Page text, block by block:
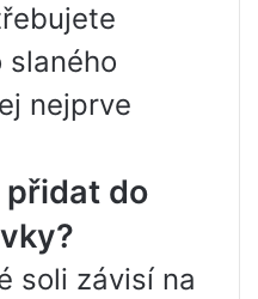
nejprve
přidat do
soli závisí na